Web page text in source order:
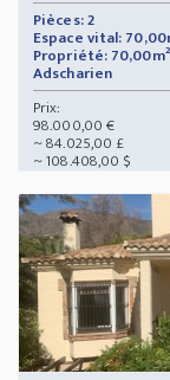
Pièces: 2
Espace vital:
Propriété: 70,00m²
Adscharien
Prix:
98.000,00 €
~ 84.025,00 £
~ 108.408,00 $